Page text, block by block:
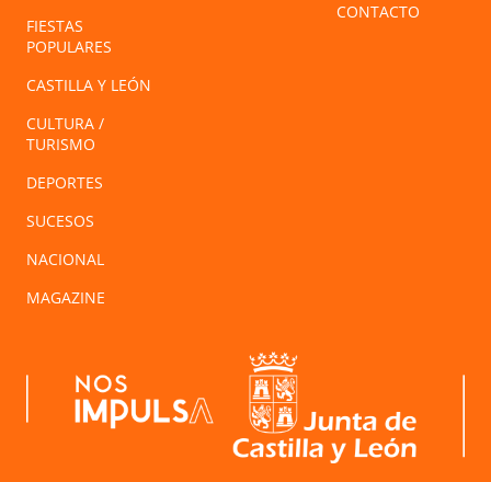
FIESTAS
POPULARES
CASTILLA Y LEÓN
CULTURA /
TURISMO
DEPORTES
SUCESOS
NACIONAL
MAGAZINE
CONTACTO